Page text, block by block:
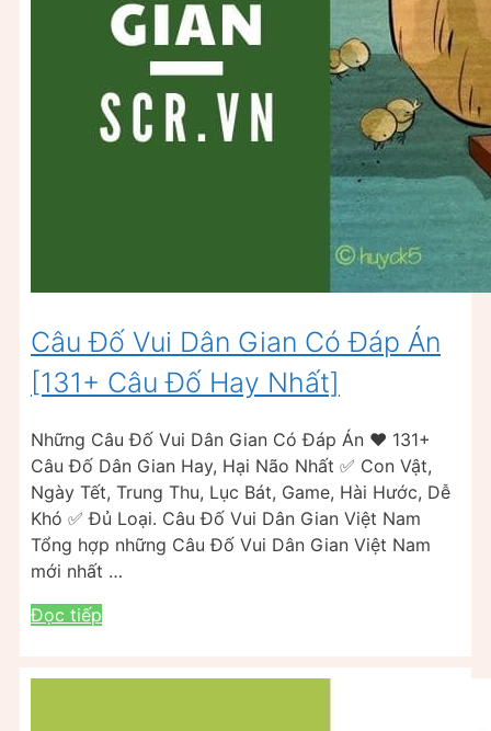
Câu Đố Vui Dân Gian Có Đáp Án
[131+ Câu Đố Hay Nhất]
Những Câu Đố Vui Dân Gian Có Đáp Án ❤️ 131+
Câu Đố Dân Gian Hay, Hại Não Nhất ✅ Con Vật,
Ngày Tết, Trung Thu, Lục Bát, Game, Hài Hước, Dễ
Khó ✅ Đủ Loại. Câu Đố Vui Dân Gian Việt Nam
Tổng hợp những Câu Đố Vui Dân Gian Việt Nam
mới nhất …
Đọc tiếp